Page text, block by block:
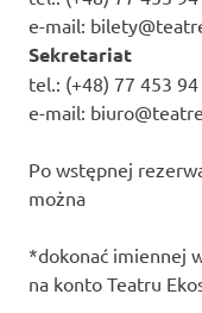
e-mail:
Sekretariat
tel.: (+48) 77 453
e-mail:
Po wstępnej
można
*dokonać imiennej
na konto Teatru